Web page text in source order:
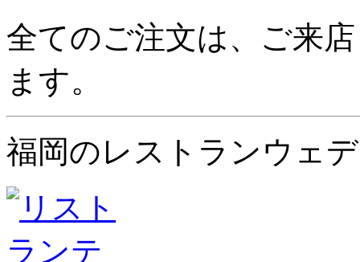
全てのご注文は、ご来
ます。
福岡のレストランウェ